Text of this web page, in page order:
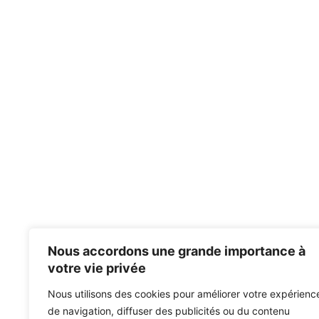
Nous accordons une grande importance à
votre vie privée
Nous utilisons des cookies pour améliorer votre
de navigation, diffuser des publicités ou du contenu